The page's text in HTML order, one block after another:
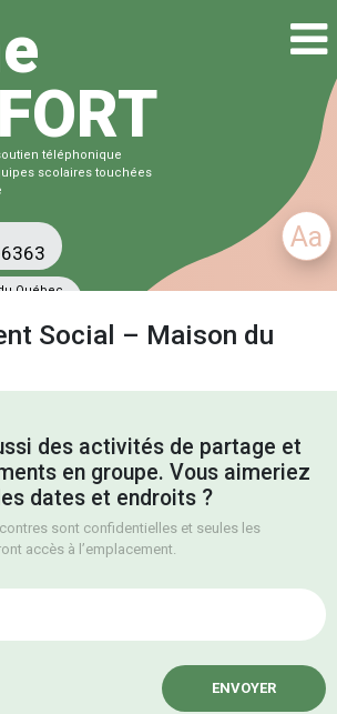
Aa
téléphonique
scolaires touchées
Québec
Social – Maison du
des activités de partage et
en groupe. Vous aimeriez
dates et endroits ?
sont confidentielles et seules les
accès à l’emplacement.